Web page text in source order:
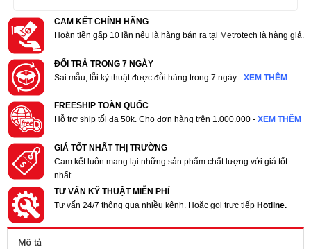
CAM KẾT CHÍNH HÃNG
Hoàn tiền gấp 10 lần nếu là hàng bán ra tại Metrotech là hàng giả.
ĐỔI TRẢ TRONG 7 NGÀY
Sai mẫu, lỗi kỹ thuật được đỗi hàng trong 7 ngày - XEM THÊM
FREESHIP TOÀN QUỐC
Hỗ trợ ship tối đa 50k. Cho đơn hàng trên 1.000.000 - XEM THÊM
GIÁ TỐT NHẤT THỊ TRƯỜNG
Cam kết luôn mang lại những sản phẩm chất lượng với giá tốt
nhất.
TƯ VẤN KỸ THUẬT MIỄN PHÍ
Tư vấn 24/7 thông qua nhiều kênh. Hoặc gọi trực tiếp Hotline.
Mô tả